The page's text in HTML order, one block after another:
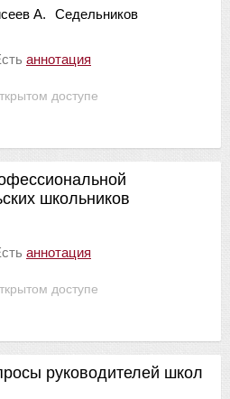
доступе
А.
Седельников
аннотация
доступе
школьников
аннотация
руководителей школ